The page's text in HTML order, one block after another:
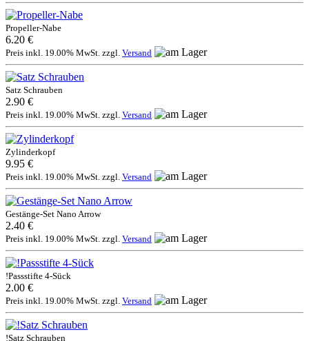
Propeller-Nabe
6.20 €
Preis inkl. 19.00% MwSt. zzgl. Versand
Satz Schrauben
2.90 €
Preis inkl. 19.00% MwSt. zzgl. Versand
Zylinderkopf
9.95 €
Preis inkl. 19.00% MwSt. zzgl. Versand
Gestänge-Set Nano Arrow
2.40 €
Preis inkl. 19.00% MwSt. zzgl. Versand
!Passstifte 4-Sück
2.00 €
Preis inkl. 19.00% MwSt. zzgl. Versand
!Satz Schrauben